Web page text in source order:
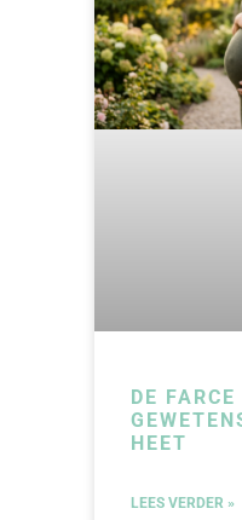
DE FARCE
HEET
LEES VERDER »